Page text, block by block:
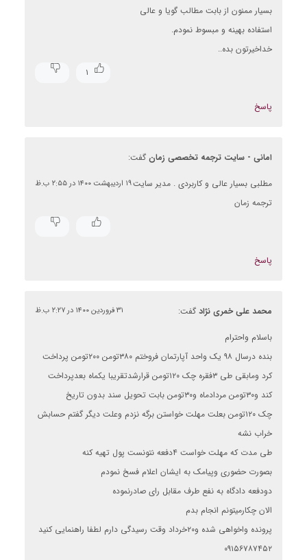
بسیار ممنون از بابت مطالب گویا و عالی
استفاده بهینه و مبسوط نمودم.
خداخیرتون بده..
۱
پاسخ
امانی - سایت ترجمه تخصصی زمان گفت:
۱۹ اردیبهشت ۱۴۰۰ در ۲:۵۵ ب.ظمطلبی بسیار عالی و کاربردی . مدیر سایت
ترجمه زمان
پاسخ
محمد علی خمری نژاد گفت: ۳۱ فروردین ۱۴۰۰ در ۲:۲۷ ب.ظ
باسلام واحترام
بنده درسال ۹۸ یک واحد آپارتمان فروختم ۳۸۰تومن ۲۰۰تومن پرداخت
کرد ومابقی طی ۳فقره چک ۱۲۰تومن قرارشدتقریبا یکماه بعدپرداخت
کند و۳۰تومن مردادماه و۳۰تومن بابت تحویل سند بدون تاریخ
چک ۱۲۰تومن بعلت مهلت خواستن برگه نزدم وعلت دیگر گفتم حسابش
خراب نشه
طی مدت که مهلت خواست ۴دفعه نتونست پول تهیه کنه
بصورت حضوری وپیامک به ایشان اعلام فسخ نمودم
دودفعه دادگاه به نفع طرف مقابل رای صادرنموده
الان چکارمیتونم انجام بدم
پرونده واخواهی شده و۲۰خرداد وقت رسیدگی دارم لطفا راهنمایی کنید
۰۹۱۵۶۷۸۷۴۵۲